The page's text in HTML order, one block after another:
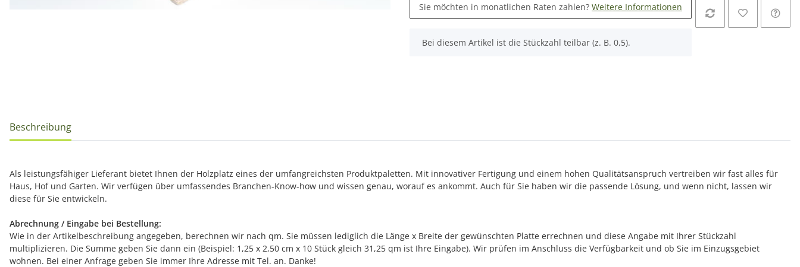
Sie möchten in monatlichen Raten zahlen? Weitere Informationen
x
Bei diesem Artikel ist die Stückzahl teilbar (z. B. 0,5).
Beschreibung
Als leistungsfähiger Lieferant bietet Ihnen der Holzplatz eines der umfangreichsten Produktpaletten. Mit innovativer Fertigung und einem hohen Qualitätsanspruch vertreiben wir fast alles für
Haus, Hof und Garten. Wir verfügen über umfassendes Branchen-Know-how und wissen genau, worauf es ankommt. Auch für Sie haben wir die passende Lösung, und wenn nicht, lassen wir
diese für Sie entwickeln.
Abrechnung / Eingabe bei Bestellung:
Wie in der Artikelbeschreibung angegeben, berechnen wir nach qm. Sie müssen lediglich die Länge x Breite der gewünschten Platte errechnen und diese Angabe mit Ihrer Stückzahl
multiplizieren. Die Summe geben Sie dann ein (Beispiel: 1,25 x 2,50 cm x 10 Stück gleich 31,25 qm ist Ihre Eingabe). Wir prüfen im Anschluss die Verfügbarkeit und ob Sie im Einzugsgebiet
wohnen. Bei einer Anfrage geben Sie immer Ihre Adresse mit Tel. an. Danke!